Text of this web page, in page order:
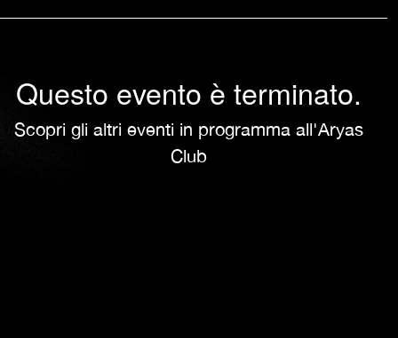
Questo evento è terminato.
Scopri gli altri eventi in programma all'Aryas
Club